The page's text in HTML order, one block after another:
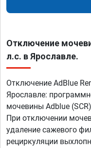
Отключение
л.с. в Ярославле.
Отключение AdBlue
Ярославле:
мочевины Adblue
При отключении
удаление сажевого
рециркуляции